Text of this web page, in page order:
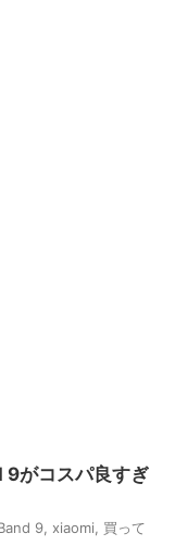
がコスパ良すぎ
9 xiaomi
買って